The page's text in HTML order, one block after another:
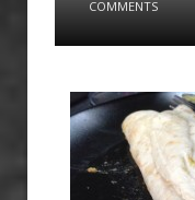
COMMENTS